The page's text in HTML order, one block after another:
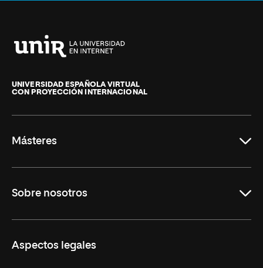
de
La
UNIVERSIDAD ESPAÑOLA VIRTUAL
CON PROYECCIÓN INTERNACIONAL
Másteres
Derecho
Empresa
Sobre nosotros
Nuestro Equipo
Aspectos legales